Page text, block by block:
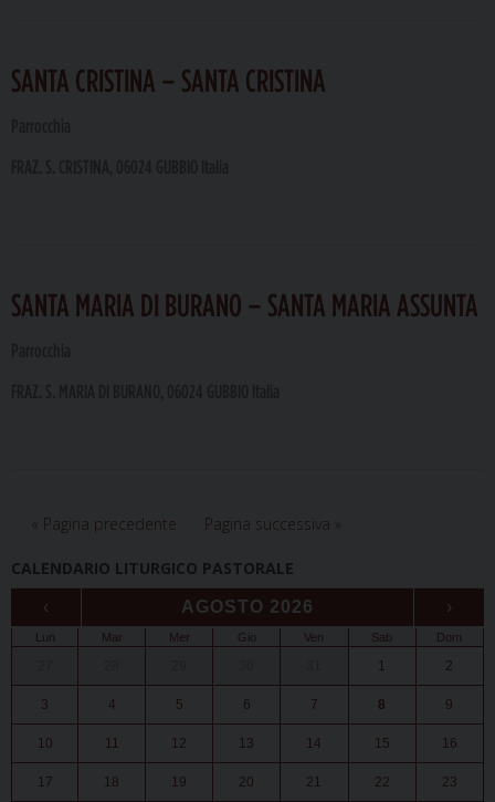
SANTA CRISTINA – SANTA CRISTINA
SANTA MARIA DI BURANO – SANTA MARIA ASSUNTA
« Pagina precedente Pagina successiva »
CALENDARIO LITURGICO PASTORALE
‹ AGOSTO 2026 ›
Lun Mar Mer Gio Ven Sab Dom
1 2
3 4 5 6 7 8 9
10 11 12 13 14 15 16
17 18 19 20 21 22 23